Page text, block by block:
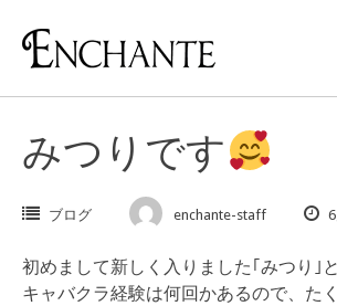
content
みつりです
ブログ enchante-staff
初めまして新しく入りました｢みつり｣
キャバクラ経験は何回かあるので、た